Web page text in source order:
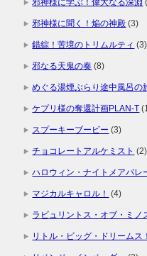
邪神様に学ぶ！偉大なる深淵
邪神様に聞く！焔の神殿 (3)
錯綜！苦境のトリムルティ (3)
邪なる天鬼の奏 (8)
めぐる湯煙ぶらり途中風呂の
ケプリ様の奪還計画PLAN-T
スプーキーブービー (3)
チョコレートアルケミスト (2)
ハロウィン・ナイトメアパレ
マジカルキャロル！ (4)
ラビュリントス・オブ・ミノ
リトル・ビッグ・ドリームス！